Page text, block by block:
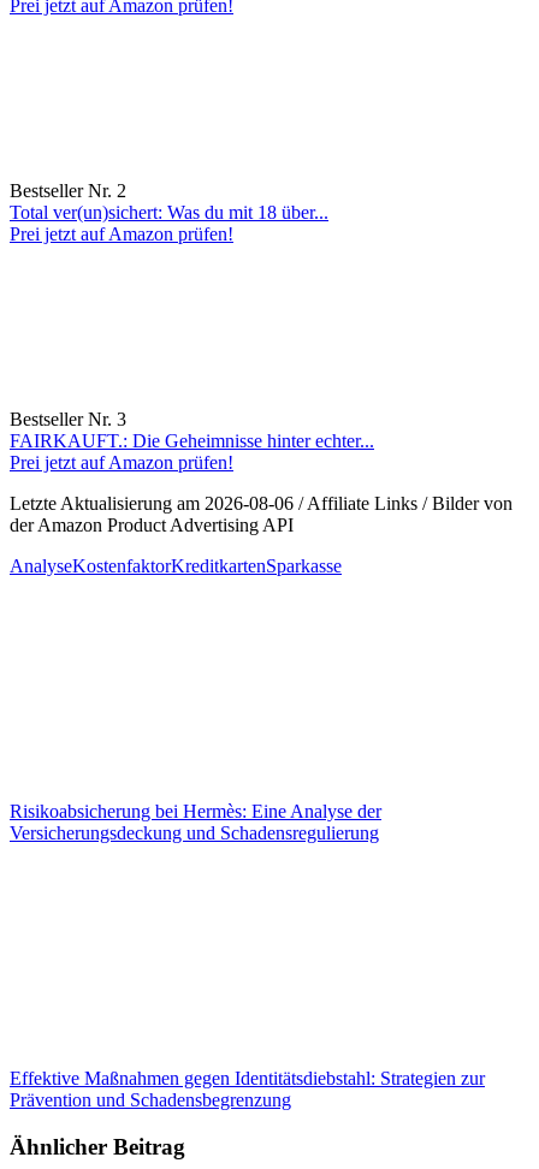
Prei jetzt auf Amazon prüfen!
Bestseller Nr. 2
Total ver(un)sichert: Was du mit 18 über...
Prei jetzt auf Amazon prüfen!
Bestseller Nr. 3
FAIRKAUFT.: Die Geheimnisse hinter echter...
Prei jetzt auf Amazon prüfen!
Letzte Aktualisierung am 2026-08-06 / Affiliate Links / Bilder von
der Amazon Product Advertising API
AnalyseKostenfaktorKreditkartenSparkasse
Risikoabsicherung bei Hermès: Eine Analyse der
Versicherungsdeckung und Schadensregulierung
Effektive Maßnahmen gegen Identitätsdiebstahl: Strategien zur
Prävention und Schadensbegrenzung
Ähnlicher Beitrag